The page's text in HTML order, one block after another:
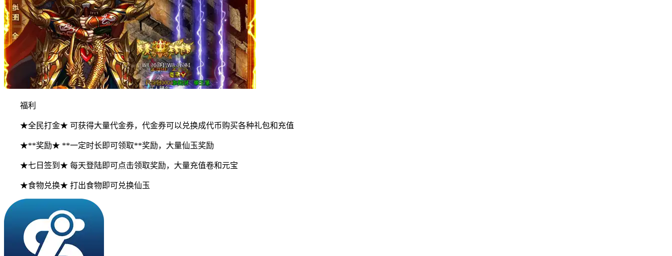
福利
★全民打金★ 可获得大量代金券，代金券可以兑换成代币购买各种礼包和充值
★**奖励★ **一定时长即可领取**奖励，大量仙玉奖励
★七日签到★ 每天登陆即可点击领取奖励，大量充值卷和元宝
★食物兑换★ 打出食物即可兑换仙玉